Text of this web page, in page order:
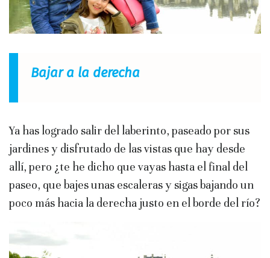
Bajar a la derecha
Ya has logrado salir del laberinto, paseado por sus
jardines y disfrutado de las vistas que hay desde
allí, pero ¿te he dicho que vayas hasta el final del
paseo, que bajes unas escaleras y sigas bajando un
poco más hacia la derecha justo en el borde del río?